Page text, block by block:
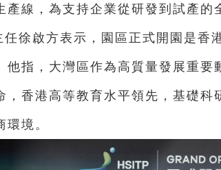
產線，為支持企業從研發到試產的
任徐啟方表示，園區正式開園是香
他指，大灣區作為高質量發展重要
，香港高等教育水平領先，基礎科
境。